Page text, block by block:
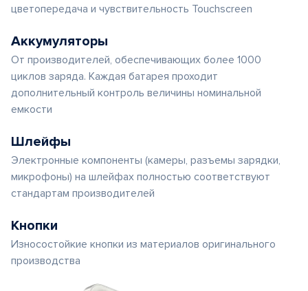
цветопередача и чувствительность Touchscreen
Аккумуляторы
От производителей, обеспечивающих более 1000
циклов заряда. Каждая батарея проходит
дополнительный контроль величины номинальной
емкости
Шлейфы
Электронные компоненты (камеры, разъемы зарядки,
микрофоны) на шлейфах полностью соответствуют
стандартам производителей
Кнопки
Износостойкие кнопки из материалов оригинального
производства